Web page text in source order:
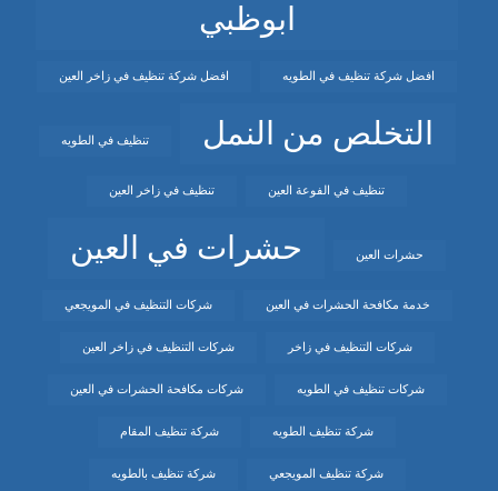
ابوظبي
افضل شركة تنظيف في الطويه افضل شركة تنظيف في زاخر العين
التخلص من النمل تنظيف في الطويه
تنظيف في الفوعة العين تنظيف في زاخر العين
حشرات العين حشرات في العين
خدمة مكافحة الحشرات في العين شركات التنظيف في المويجعي
شركات التنظيف في زاخر شركات التنظيف في زاخر العين
شركات تنظيف في الطويه شركات مكافحة الحشرات في العين
شركة تنظيف الطويه شركة تنظيف المقام
شركة تنظيف المويجعي شركة تنظيف بالطويه